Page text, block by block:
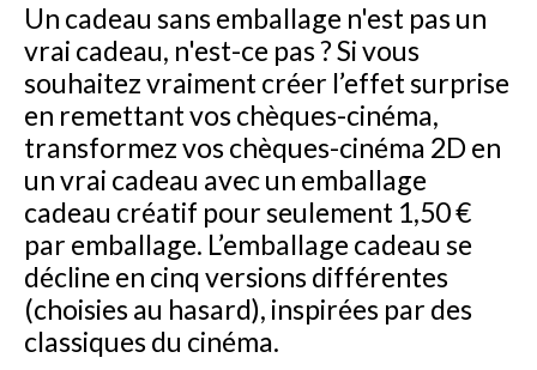
Un cadeau sans emballage n'est pas un
vrai cadeau, n'est-ce pas ? Si vous
souhaitez vraiment créer l’effet surprise
en remettant vos chèques-cinéma,
transformez vos chèques-cinéma 2D en
un vrai cadeau avec un emballage
cadeau créatif pour seulement 1,50 €
par emballage. L’emballage cadeau se
décline en cinq versions différentes
(choisies au hasard), inspirées par des
classiques du cinéma.